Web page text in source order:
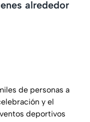
alrededor
de personas a
y el
deportivos